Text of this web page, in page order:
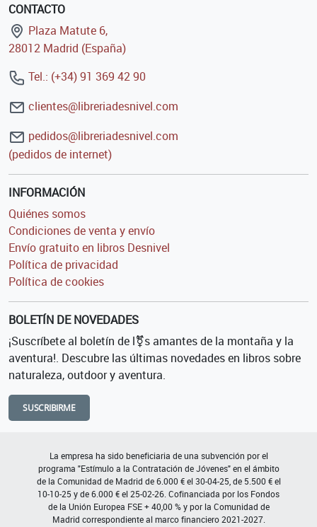
CONTACTO
Plaza Matute 6,
28012 Madrid (España)
Tel.: (+34) 91 369 42 90
clientes@libreriadesnivel.com
pedidos@libreriadesnivel.com
(pedidos de internet)
INFORMACIÓN
Quiénes somos
Condiciones de venta y envío
Envío gratuito en libros Desnivel
Política de privacidad
Política de cookies
BOLETÍN DE NOVEDADES
¡Suscríbete al boletín de l⚧s amantes de la montaña y la
aventura!. Descubre las últimas novedades en libros sobre
naturaleza, outdoor y aventura.
SUSCRIBIRME
La empresa ha sido beneficiaria de una subvención por el
programa "Estímulo a la Contratación de Jóvenes" en el ámbito
de la Comunidad de Madrid de 6.000 € el 30-04-25, de 5.500 € el
10-10-25 y de 6.000 € el 25-02-26. Cofinanciada por los Fondos
de la Unión Europea FSE + 40,00 % y por la Comunidad de
Madrid correspondiente al marco financiero 2021-2027.